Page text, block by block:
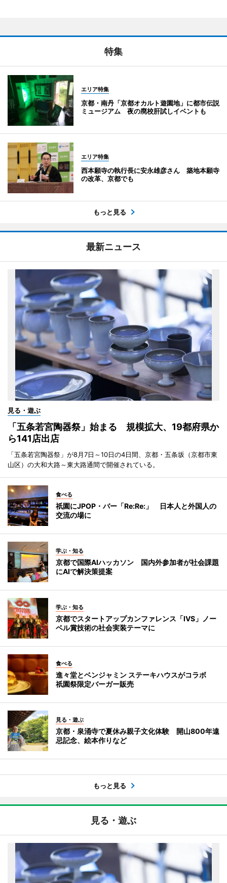
特集
エリア特集
京都・南丹「京都オカルト遊園地」に都市伝説
ミュージアム 夜の廃校肝試しイベントも
エリア特集
西本願寺の執行長に安永雄彦さん 築地本願寺
の改革、京都でも
もっと見る
最新ニュース
見る・遊ぶ
「五条若宮陶器祭」始まる 規模拡大、19都府県か
ら141店出店
「五条若宮陶器祭」が8月7日～10日の4日間、京都・五条坂（京都市東
山区）の大和大路～東大路通間で開催されている。
食べる
祇園にJPOP・バー「Re:Re:」 日本人と外国人の
交流の場に
学ぶ・知る
京都で国際AIハッカソン 国内外参加者が社会課題
にAIで解決策提案
学ぶ・知る
京都でスタートアップカンファレンス「IVS」ノー
ベル賞技術の社会実装テーマに
食べる
進々堂とベンジャミン ステーキハウスがコラボ
祇園祭限定バーガー販売
見る・遊ぶ
京都・泉涌寺で夏休み親子文化体験 開山800年遠
忌記念、絵本作りなど
もっと見る
見る・遊ぶ